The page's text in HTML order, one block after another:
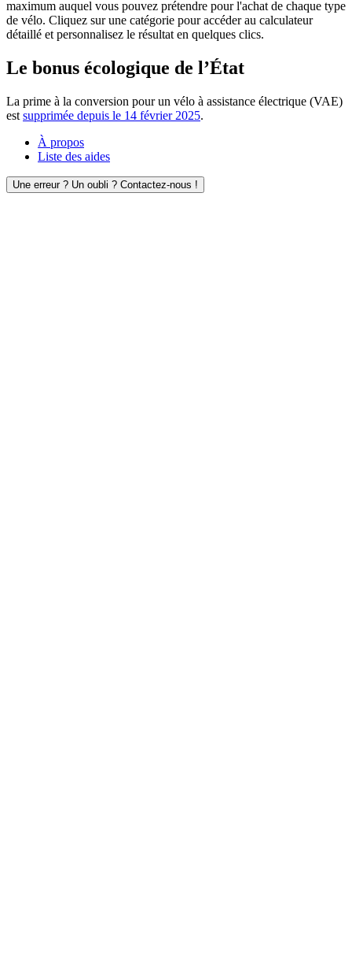
maximum auquel vous pouvez prétendre pour l'achat de chaque type
de vélo. Cliquez sur une catégorie pour accéder au calculateur
détaillé et personnalisez le résultat en quelques clics.
Le bonus écologique de l’État
La prime à la conversion pour un vélo à assistance électrique (VAE)
est supprimée depuis le 14 février 2025.
À propos
Liste des aides
Une erreur ? Un oubli ? Contactez-nous !